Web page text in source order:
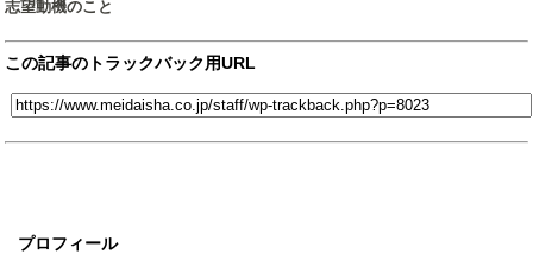
プロフィール
志望動機のこと
この記事のトラックバック用URL